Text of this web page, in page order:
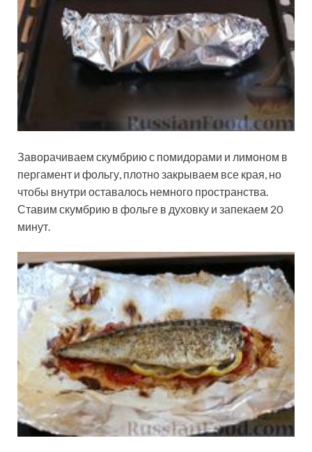
Заворачиваем скумбрию с помидорами и лимоном в
пергамент и фольгу, плотно закрываем все края, но
чтобы внутри оставалось немного пространства.
Ставим скумбрию в фольге в духовку и запекаем 20
минут.